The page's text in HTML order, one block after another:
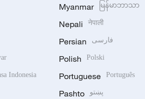
Indonesia
Myanmar မြန်မာဘာသာ
Nepali नेपाली
Persian فارسی
Polish Polski
Portuguese Português
Pashto پښتو